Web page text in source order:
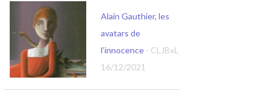
Alain Gauthier, les
avatars de
l’innocence - CLJBxL
16/12/2021